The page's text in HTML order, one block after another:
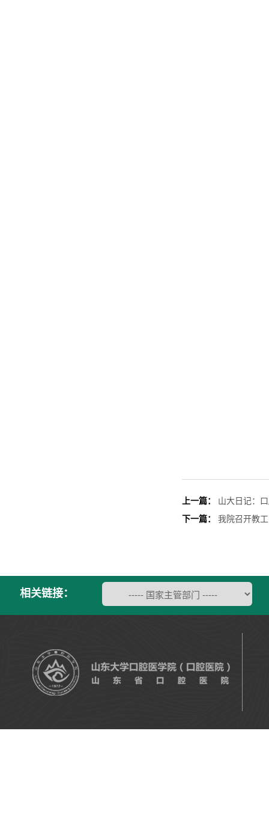
上一篇：
山大日记：
下一篇：
我院召开教
相关链接：